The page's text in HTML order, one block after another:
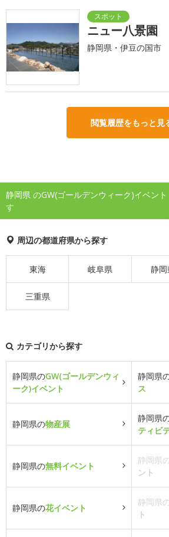
ニュー八景園
静岡県・伊豆の国市
閲覧履歴をもっと見
静岡県 のGW(ゴールデンウィーク)イベン
す
周辺の都道府県から探す
東海 岐阜県 静岡
三重県
カテゴリから探す
静岡県のGW(ゴールデンウィ
ーク)イベント
静岡県
ス
静岡県の物産展
静岡県
ティビ
静岡県の無料イベント
静岡県
ント
静岡県の花イベント
静岡県
ト